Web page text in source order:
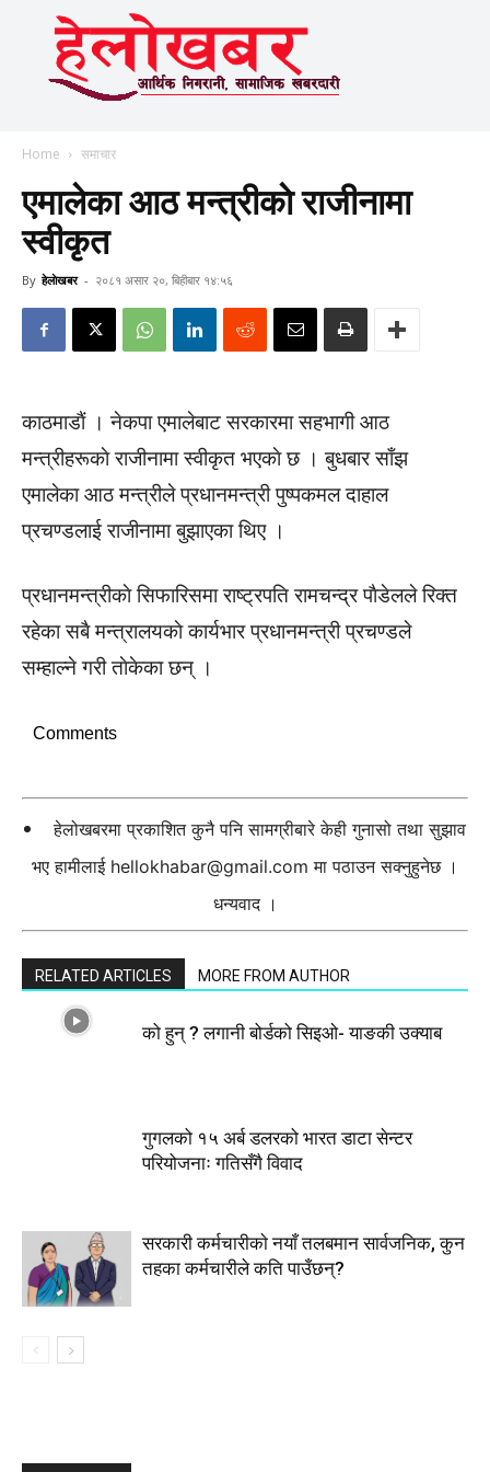
Home समाचार
एमालेका आठ मन्त्रीकाे राजीनामा
स्वीकृत
By हेलाेखबर - २०८१ असार २०, बिहीबार १४:५६
काठमाडाैं । नेकपा एमालेबाट सरकारमा सहभागी आठ
मन्त्रीहरूकाे राजीनामा स्वीकृत भएकाे छ । बुधबार साँझ
एमालेका आठ मन्त्रीले प्रधानमन्त्री पुष्पकमल दाहाल
प्रचण्डलाई राजीनामा बुझाएका थिए ।
प्रधानमन्त्रीकाे सिफारिसमा राष्ट्रपति रामचन्द्र पाैडेलले रिक्त
रहेका सबै मन्त्रालयकाे कार्यभार प्रधानमन्त्री प्रचण्डले
सम्हाल्ने गरी ताेकेका छन् ।
Comments
हेलोखबरमा प्रकाशित कुनै पनि सामग्रीबारे केही गुनासो तथा सुझाव
भए हामीलाई hellokhabar@gmail.com मा पठाउन सक्नुहुनेछ ।
धन्यवाद ।
RELATED ARTICLES MORE FROM AUTHOR
को हुन् ? लगानी बोर्डको सिइओ- याङकी उक्याब
गुगलको १५ अर्ब डलरको भारत डाटा सेन्टर
परियोजनाः गतिसँगै विवाद
सरकारी कर्मचारीकाे नयाँ तलबमान सार्वजनिक, कुन
तहका कर्मचारीले कति पाउँछन्?